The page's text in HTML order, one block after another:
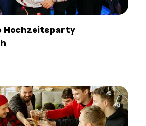
Hochzeitsparty